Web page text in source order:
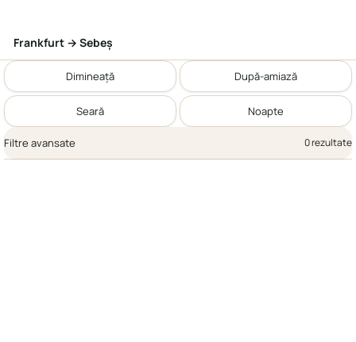
Frankfurt → Sebeș
Dimineață După-amiază
Seară Noapte
Filtre avansate 0 rezultate